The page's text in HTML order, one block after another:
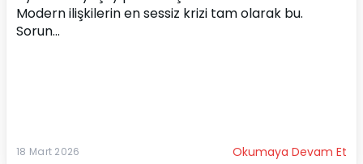
Modern ilişkilerin en sessiz krizi tam olarak bu.
Sorun...
18 Mart 2026 Okumaya Devam Et